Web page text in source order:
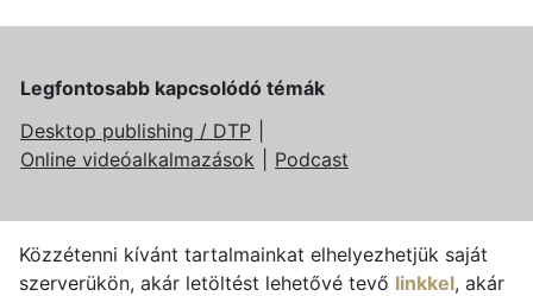
Legfontosabb kapcsolódó témák
Desktop publishing / DTP
Online videóalkalmazások
Podcast
Közzétenni kívánt tartalmainkat elhelyezhetjük saját
szerverükön, akár letöltést lehetővé tevő linkkel, akár